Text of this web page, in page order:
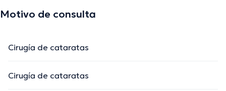
Motivo de consulta
Cirugía de cataratas
Cirugía de cataratas